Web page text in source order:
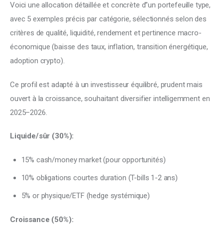
Voici une allocation détaillée et concrète d”un portefeuille type,
avec 5 exemples précis par catégorie, sélectionnés selon des
critères de qualité, liquidité, rendement et pertinence macro-
économique (baisse des taux, inflation, transition énergétique,
adoption crypto).
Ce profil est adapté à un investisseur équilibré, prudent mais
ouvert à la croissance, souhaitant diversifier intelligemment en
2025–2026.
Liquide/sûr (30%):
15% cash/money market (pour opportunités)
10% obligations courtes duration (T-bills 1-2 ans)
5% or physique/ETF (hedge systémique)
Croissance (50%):